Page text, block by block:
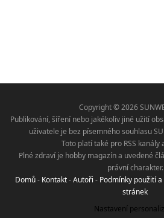
Copyright © 2026
Publikování, šíření nebo jakékoliv jiné užití
uživatele je bez písemného souhlasu
Toto platí také pro RSS kanály
Plné zdraví je hobby magazín a uvedené
právní charakter.
Domů- Kontakt-Autoři - Podmínky použití a
stránek
Nastavení